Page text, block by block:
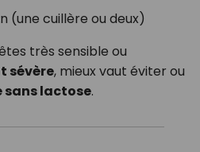
(une cuillère ou deux)
très sensible ou
sévère, mieux vaut éviter ou
lactose.